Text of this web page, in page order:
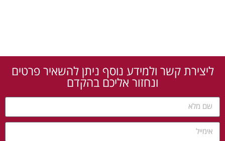
ליצירת קשר ולמידע נוסף ניתן להשאיר פרטים
ונחזור אליכם בהקדם